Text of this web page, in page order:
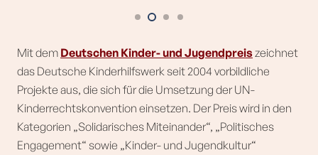
Mit dem Deutschen Kinder- und Jugendpreiszeichnet
das Deutsche Kinderhilfswerk seit 2004 vorbildliche
Projekte aus, die sich für die Umsetzung der UN-
Kinderrechtskonvention einsetzen. Der Preis wird in den
Kategorien „Solidarisches Miteinander“, „Politisches
Engagement“ sowie „Kinder- und Jugendkultur“